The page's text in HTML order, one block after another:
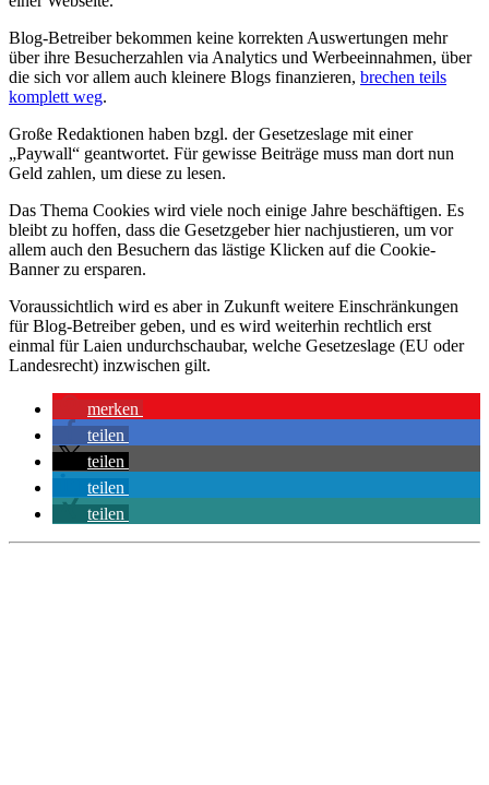
Blog-Betreiber bekommen keine korrekten Auswertungen mehr
über ihre Besucherzahlen via Analytics und Werbeeinnahmen, über
die sich vor allem auch kleinere Blogs finanzieren, brechen teils
komplett weg.
Große Redaktionen haben bzgl. der Gesetzeslage mit einer
„Paywall“ geantwortet. Für gewisse Beiträge muss man dort nun
Geld zahlen, um diese zu lesen.
Das Thema Cookies wird viele noch einige Jahre beschäftigen. Es
bleibt zu hoffen, dass die Gesetzgeber hier nachjustieren, um vor
allem auch den Besuchern das lästige Klicken auf die Cookie-
Banner zu ersparen.
Voraussichtlich wird es aber in Zukunft weitere Einschränkungen
für Blog-Betreiber geben, und es wird weiterhin rechtlich erst
einmal für Laien undurchschaubar, welche Gesetzeslage (EU oder
Landesrecht) inzwischen gilt.
merken
teilen
teilen
teilen
teilen